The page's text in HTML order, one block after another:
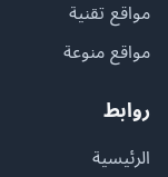
مواقع تقنية
مواقع منوعة
روابط
الرئيسية